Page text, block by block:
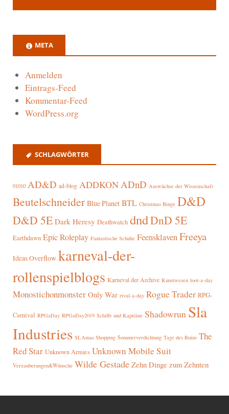
META
Anmelden
Eintrags-Feed
Kommentar-Feed
WordPress.org
SCHLAGWÖRTER
01010 AD&D ad-blog ADDKONADnD Auswüchse der Wissenschaft
Beutelschneider Blue Planet BTL Christmas Binge D&D
D&D 5E Dark Heresy Deathwatch dndDnD 5E
Earthdawn Epic Roleplay Fantastische Schuhe FeensklavenFreeya
Ideas Overflow karneval-der-
rollenspielblogs Karneval der Archive Kunstwesen loot-a-day
Monostichonmonster Only War rival-a-day Rogue Trader RPG-
Carnival RPGaDay RPGaDay2019 Schiffe und Kapitäne Shadowrun Sla
Industries SLAmas Shopping Sommerverdichtung Tage des Ruins The
Red Star Unknown Armies Unknown Mobile Suit
Verzauberungen&Wünsche Wilde Gestade Zehn Dinge zum Zehnten